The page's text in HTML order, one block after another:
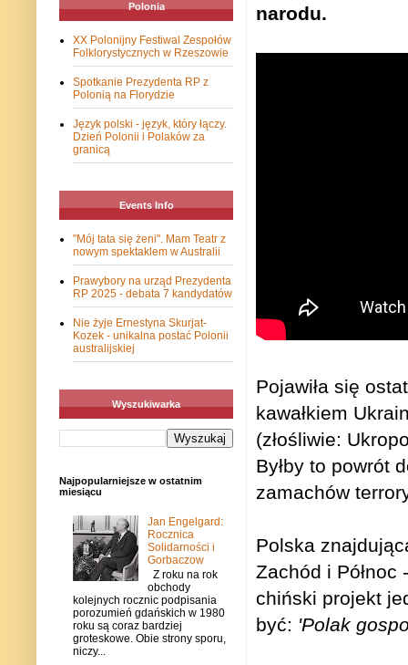
narodu.
Pojawiła się
kawałkiem
(złośliwie:
Byłby to powrót
zamachów
Polska
Zachód i Północ
chiński projekt
być: 'Polak
Polonia
XX Polonijny Festiwal Zespołów
Folklorystycznych w Rzeszowie
Spotkanie Prezydenta RP z
Polonią na Florydzie
Język polski - język, który łączy.
Dzień Polonii i Polaków za
granicą
Events Info
"Mój tata się żeni". Mam Teatr z
nowym spektaklem w Australii
Prawybory na urząd Prezydenta
RP 2025 - debata 7 kandydatów
Nie żyje Ernestyna Skurjat-
Kozek - unikalna postać Polonii
australijskiej
Wyszukiwarka
Najpopularniejsze w ostatnim
miesiącu
Jan Engelgard:
Rocznica
Solidarności i
Gorbaczow
Z roku na rok
obchody
kolejnych rocznic podpisania
porozumień gdańskich w 1980
roku są coraz bardziej
groteskowe. Obie strony sporu,
niczy...